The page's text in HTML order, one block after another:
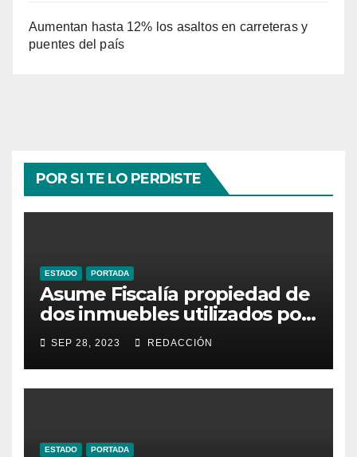
Aumentan hasta 12% los asaltos en carreteras y
puentes del país
POR SI TE LO PERDISTE
ESTADO PORTADA
Asume Fiscalía propiedad de
dos inmuebles utilizados por
la delincuencia
SEP 28, 2023 REDACCIÓN
ESTADO PORTADA